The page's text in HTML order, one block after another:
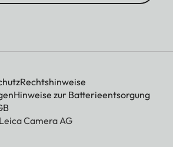
Rechtshinweise
Hinweise zur Batterieentsorgung
Camera AG